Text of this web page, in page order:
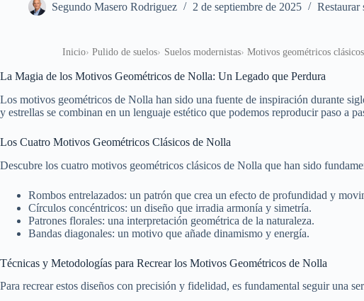
Segundo Masero Rodriguez 2 de septiembre de 2025 Restaurar
Inicio Pulido de suelos Suelos modernistas Motivos geométricos
La Magia de los Motivos Geométricos de Nolla: Un Legado que Perdura
Los motivos geométricos de Nolla han sido una fuente de inspiración durante
y estrellas se combinan en un lenguaje estético que podemos reproducir paso a
Los Cuatro Motivos Geométricos Clásicos de Nolla
Descubre los cuatro motivos geométricos clásicos de Nolla que han sido
Rombos entrelazados: un patrón que crea un efecto de profundidad y
Círculos concéntricos: un diseño que irradia armonía y simetría.
Patrones florales: una interpretación geométrica de la naturaleza.
Bandas diagonales: un motivo que añade dinamismo y energía.
Técnicas y Metodologías para Recrear los Motivos Geométricos de Nolla
Para recrear estos diseños con precisión y fidelidad, es fundamental seguir una